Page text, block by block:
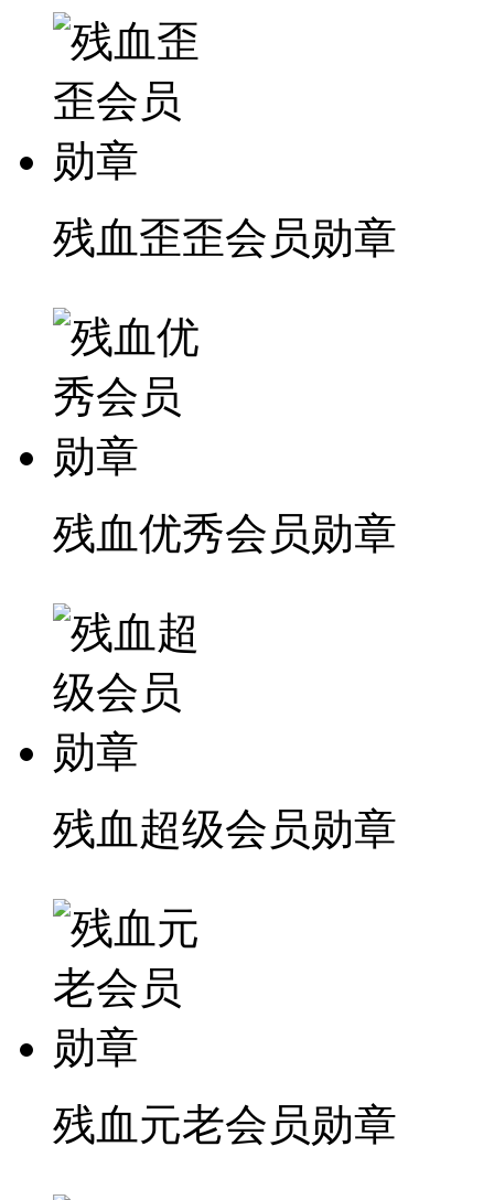
残血歪歪会员勋章
残血优秀会员勋章
残血超级会员勋章
残血元老会员勋章